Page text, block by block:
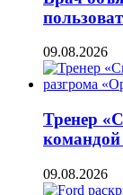
09.08.2026
Тренер
командой
09.08.2026